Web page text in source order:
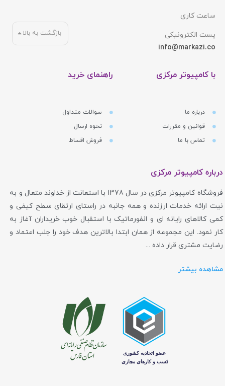
ساعت کاری
پست الکترونیکی
info@markazi.co
با کامپیوتر مرکزی
درباره ما
قوانین و مقررات
تماس با ما
راهنمای خرید
سوالات متداول
نحوه ارسال
فروش اقساط
بازگشت به بالا
درباره کامپیوتر مرکزی
فروشگاه کامپیوتر مرکزی در سال 1378 با استعانت از خداوند متعال و به
نیت ارائه خدمات ارزنده و همه جانبه در راستای ارتقای سطح کیفی و
کمی کالاهای رایانه ای و انفورماتیک با استقبال خوب خریداران آغاز به
کار نمود. این مجموعه از همان ابتدا بالاترین هدف خود را جلب اعتماد و
رضایت مشتری قرار داده ...
مشاهده بیشتر